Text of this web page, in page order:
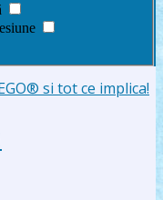
si tot ce implica!